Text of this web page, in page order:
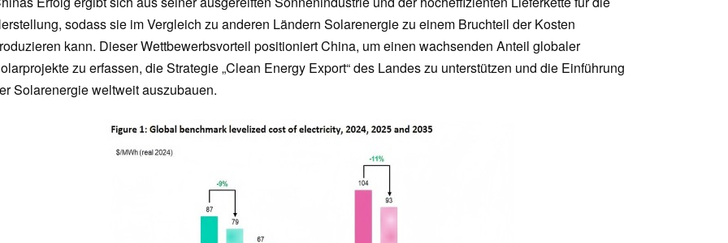
sodass sie im Vergleich zu anderen Ländern Solarenergie zu einem Bruchteil der Kosten
kann. Dieser Wettbewerbsvorteil positioniert China, um einen wachsenden Anteil globaler
zu erfassen, die Strategie „Clean Energy Export“ des Landes zu unterstützen und die Einführung
Solarenergie weltweit auszubauen.